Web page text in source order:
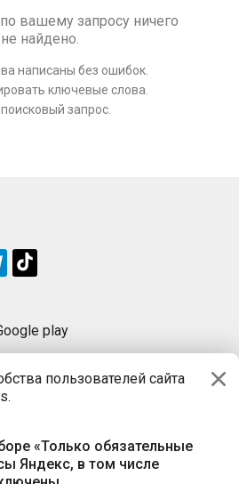
пользователей сайта
«Только обязательные
Яндекс, в том числе
вашему запросу ничего
не найдено.
написаны без ошибок.
ключевые слова.
запрос.
play
«ПРАЦА БАЙ»
г. Минск, пр-т Независимости